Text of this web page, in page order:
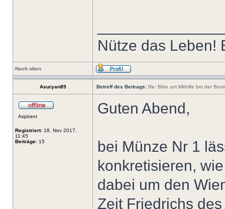
Nütze das Leben!
Nach oben
Asuryan89 Betreff des Beitrags: Re: Bitte um Mithilfe bei der
Aspirant
Registriert: 18. Nov 2017,
11:45
Beiträge: 15
Guten Abend,
bei Münze Nr 1
konkretisieren,
dabei um den
Zeit Friedrichs